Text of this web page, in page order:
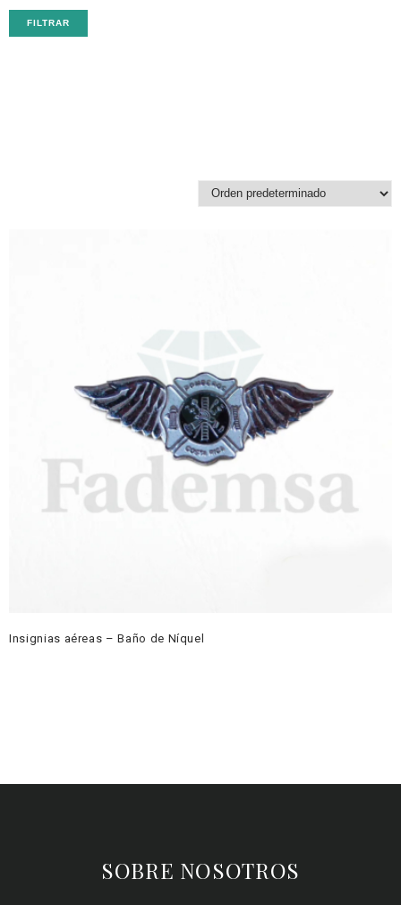
FILTRAR
Insignias aéreas – Baño de Níquel
SOBRE NOSOTROS